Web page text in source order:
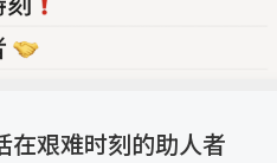
艰难时刻的助人者